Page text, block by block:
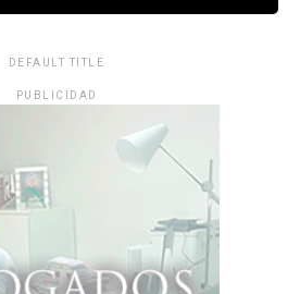
DEFAULT TITLE
PUBLICIDAD